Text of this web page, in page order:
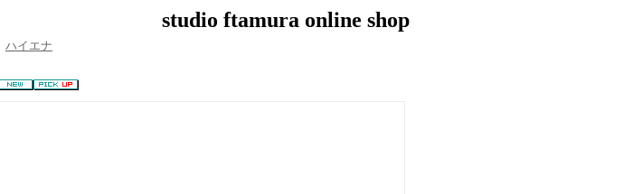
studio ftamura online shop
ハイエナ